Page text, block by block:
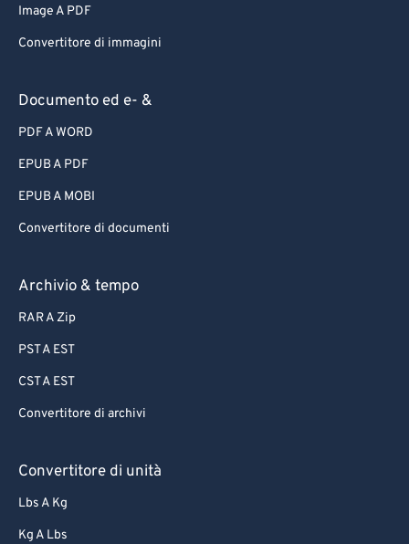
Image A PDF
Convertitore di immagini
Documento ed e- &
PDF A WORD
EPUB A PDF
EPUB A MOBI
Convertitore di documenti
Archivio & tempo
RAR A Zip
PST A EST
CST A EST
Convertitore di archivi
Convertitore di unità
Lbs A Kg
Kg A Lbs